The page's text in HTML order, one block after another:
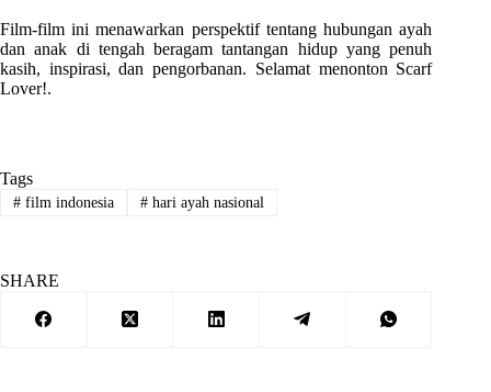
Film-film ini menawarkan perspektif tentang hubungan ayah
dan anak di tengah beragam tantangan hidup yang penuh
kasih, inspirasi, dan pengorbanan. Selamat menonton Scarf
Lover!.
Tags
#film indonesia #hari ayah nasional
SHARE